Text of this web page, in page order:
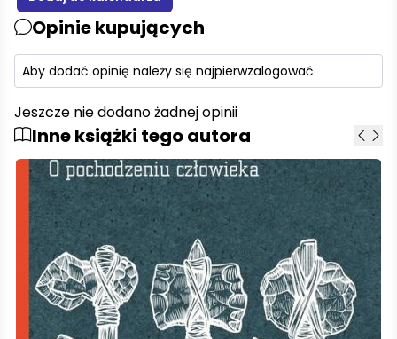
Opinie kupujących
Aby dodać opinię należy się najpierwzalogować
Jeszcze nie dodano żadnej opinii
Inne książki tego autora